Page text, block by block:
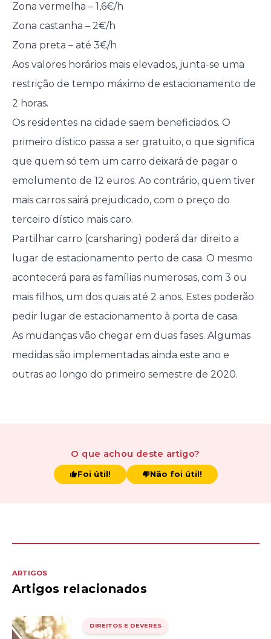
Zona vermelha – 1,6€/h
Zona castanha – 2€/h
Zona preta – até 3€/h
Aos valores horários mais elevados, junta-se uma
restrição de tempo máximo de estacionamento de
2 horas.
Os residentes na cidade saem beneficiados. O
primeiro dístico passa a ser gratuito, o que significa
que quem só tem um carro deixará de pagar o
emolumento de 12 euros. Ao contrário, quem tiver
mais carros sairá prejudicado, com o preço do
terceiro dístico mais caro.
Partilhar carro (carsharing) poderá dar direito a
lugar de estacionamento perto de casa. O mesmo
acontecerá para as famílias numerosas, com 3 ou
mais filhos, um dos quais até 2 anos. Estes poderão
pedir lugar de estacionamento à porta de casa.
As mudanças vão chegar em duas fases. Algumas
medidas são implementadas ainda este ano e
outras ao longo do primeiro semestre de 2020.
O que achou deste artigo?
Foi útil! Não foi útil!
ARTIGOS
Artigos relacionados
DIREITOS E DEVERES